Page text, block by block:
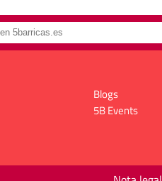
Blogs
5B Events